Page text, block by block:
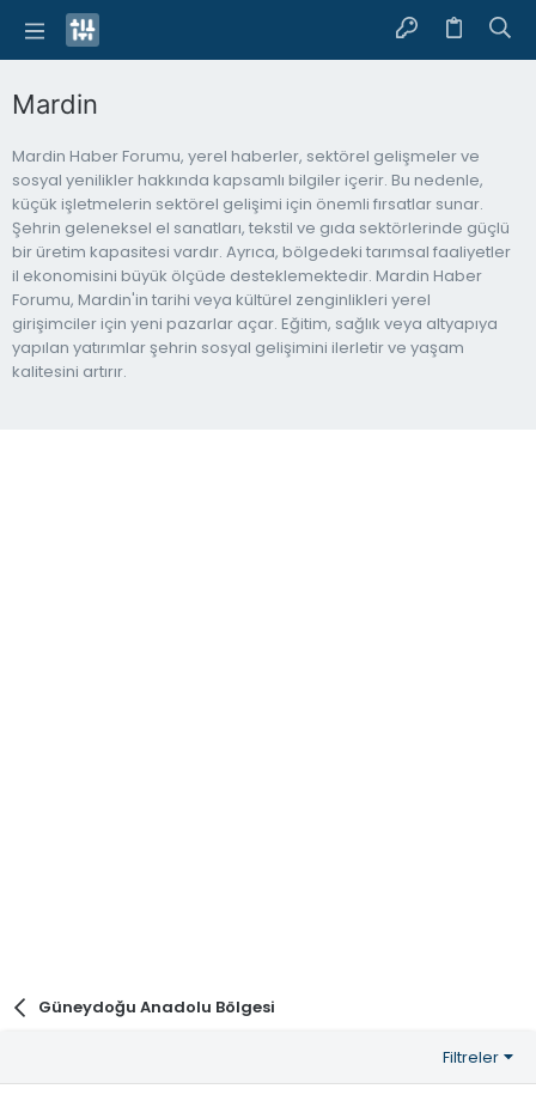
Mardin
Mardin Haber Forumu, yerel haberler, sektörel gelişmeler ve
sosyal yenilikler hakkında kapsamlı bilgiler içerir. Bu nedenle,
küçük işletmelerin sektörel gelişimi için önemli fırsatlar sunar.
Şehrin geleneksel el sanatları, tekstil ve gıda sektörlerinde güçlü
bir üretim kapasitesi vardır. Ayrıca, bölgedeki tarımsal faaliyetler
il ekonomisini büyük ölçüde desteklemektedir. Mardin Haber
Forumu, Mardin'in tarihi veya kültürel zenginlikleri yerel
girişimciler için yeni pazarlar açar. Eğitim, sağlık veya altyapıya
yapılan yatırımlar şehrin sosyal gelişimini ilerletir ve yaşam
kalitesini artırır.
Güneydoğu Anadolu Bölgesi
Filtreler